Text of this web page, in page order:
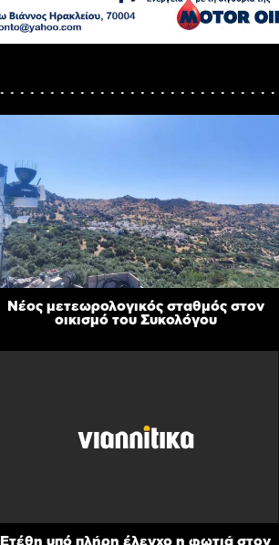
Νέος μετεωρολογικός σταθμός στον
οικισμό του Συκολόγου
Ετέθη υπό πλήρη έλεγχο η φωτιά στον